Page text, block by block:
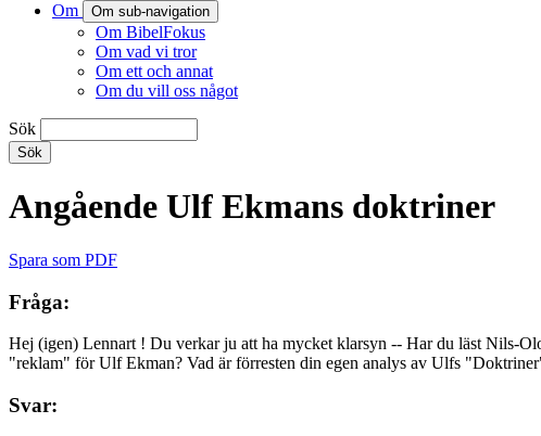
Om
Om sub-navigation
Om BibelFokus
Om vad vi tror
Om ett och annat
Om du vill oss något
Sök
Angående Ulf Ekmans doktriner
Spara som PDF
Fråga:
Hej (igen) Lennart ! Du verkar ju att ha mycket klarsyn -- Har du läst Nils-
"reklam" för Ulf Ekman? Vad är förresten din egen analys av Ulfs
Svar: